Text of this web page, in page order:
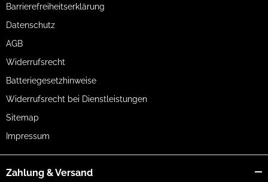
Barrierefreiheitserklärung
Datenschutz
AGB
Widerrufsrecht
Batteriegesetzhinweise
Widerrufsrecht bei Dienstleistungen
Sitemap
Impressum
Zahlung & Versand